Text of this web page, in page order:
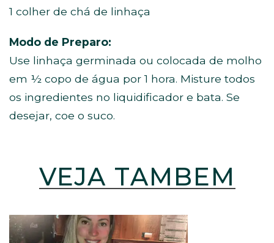
1 colher de chá de linhaça
Modo de Preparo:
Use linhaça germinada ou colocada de molho
em ½ copo de água por 1 hora. Misture todos
os ingredientes no liquidificador e bata. Se
desejar, coe o suco.
VEJA TAMBÉM